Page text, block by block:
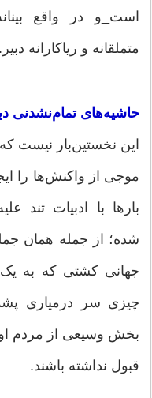
است_و در واقع
متملقانه و ریاکارانه دبیر.
حاشیه‌های تمام‌نشدنی
این نخستین‌بار نیست که
موجی از واکنش‌ها را
بارها با ادبیات تند
شده؛ از جمله همان
جهانی کشتی که به
چیزی سر درمیاری
بخش وسیعی از مردم
قبول نداشته باشند.